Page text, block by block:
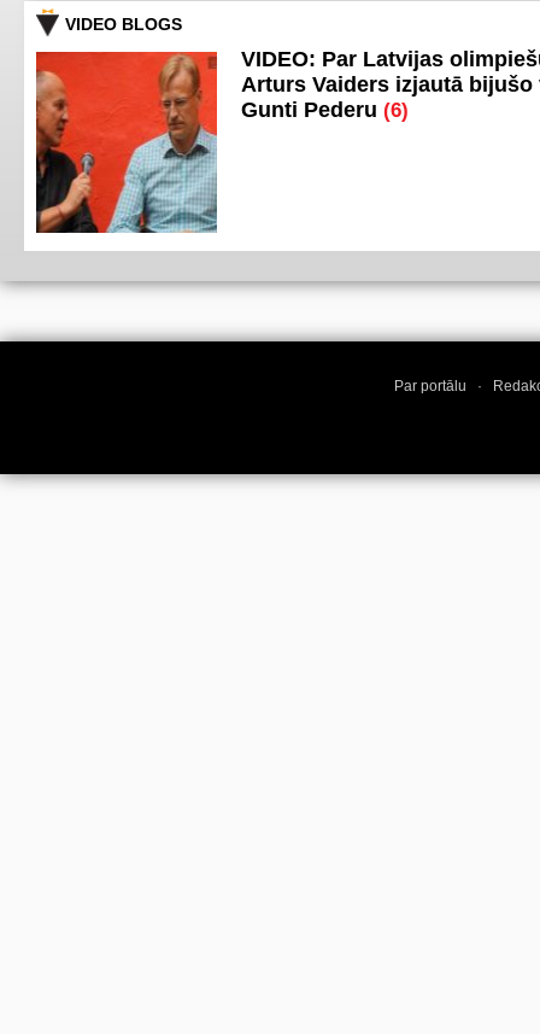
VIDEO BLOGS
VIDEO: Par Latvijas
Arturs Vaiders izjautā bijušo
Gunti Pederu (6)
Par portālu ·